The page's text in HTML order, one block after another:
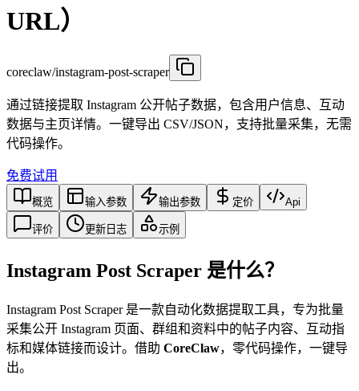
URL）
coreclaw/instagram-post-scraper
通过链接提取 Instagram 公开帖子数据，包含用户信息、互动
数据与主页详情。一键导出 CSV/JSON，支持批量采集，无需
代码操作。
免费试用
概览 输入参数 输出参数 定价 Api
评价 更新日志 示例
Instagram Post Scraper 是什么？
Instagram Post Scraper 是一款自动化数据提取工具，专为批量
采集公开 Instagram 页面、群组和资料中的帖子内容、互动指
标和媒体链接而设计。借助 CoreClaw，零代码操作，一键导
出。